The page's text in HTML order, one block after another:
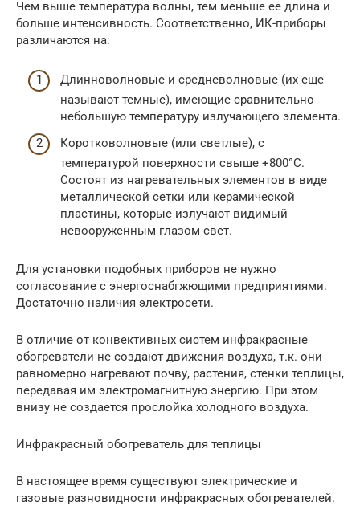
Чем выше температура волны, тем меньше ее длина и
больше интенсивность. Соответственно, ИК-приборы
различаются на:
Длинноволновые и средневолновые (их еще
называют темные), имеющие сравнительно
небольшую температуру излучающего элемента.
Коротковолновые (или светлые), с
температурой поверхности свыше +800°С.
Состоят из нагревательных элементов в виде
металлической сетки или керамической
пластины, которые излучают видимый
невооруженным глазом свет.
Для установки подобных приборов не нужно
согласование с энергоснабгжющими предприятиями.
Достаточно наличия электросети.
В отличие от конвективных систем инфракрасные
обогреватели не создают движения воздуха, т.к. они
равномерно нагревают почву, растения, стенки теплицы,
передавая им электромагнитную энергию. При этом
внизу не создается прослойка холодного воздуха.
Инфракрасный обогреватель для теплицы
В настоящее время существуют электрические и
газовые разновидности инфракрасных обогревателей.